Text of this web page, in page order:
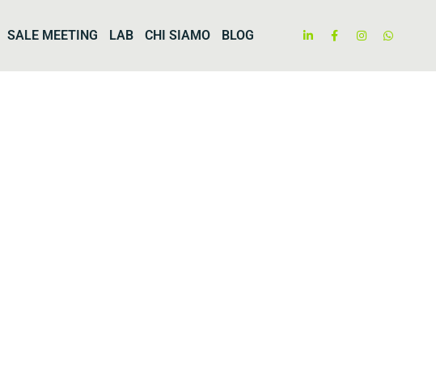
SALE MEETING LAB CHI SIAMO BLOG